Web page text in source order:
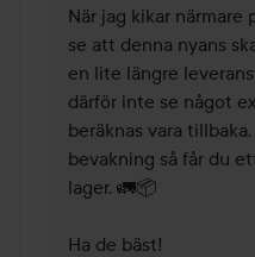
När jag kikar närmare
se att denna nyans
en lite längre
därför inte se något
beräknas vara
bevakning så får du
lager. 🚛📦
Ha de bäst!